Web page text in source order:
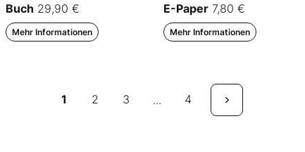
Buch 29,90 €
Mehr Informationen
E-Paper 7,80 €
Mehr Informationen
1 2 3 ... 4